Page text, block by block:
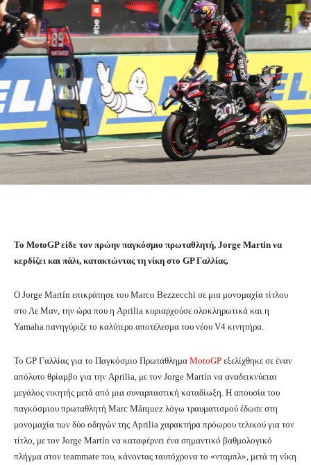
Το MotoGP είδε τον πρώην παγκόσμιο πρωταθλητή, Jorge Martin να
κερδίζει και πάλι, κατακτώντας τη νίκη στο GP Γαλλίας.
Ο Jorge Martín επικράτησε του Marco Bezzecchi σε μια μονομαχία τίτλου
στο Λε Μαν, την ώρα που η Aprilia κυριαρχούσε ολοκληρωτικά και η
Yamaha πανηγύριζε το καλύτερο αποτέλεσμα του νέου V4 κινητήρα.
Το GP Γαλλίας για το Παγκόσμιο Πρωτάθλημα MotoGP εξελίχθηκε σε έναν
απόλυτο θρίαμβο για την Aprilia, με τον Jorge Martín να αναδεικνύεται
μεγάλος νικητής μετά από μια συναρπαστική καταδίωξη. Η απουσία του
παγκόσμιου πρωταθλητή Marc Márquez λόγω τραυματισμού έδωσε στη
μονομαχία των δύο οδηγών της Aprilia χαρακτήρα πρόωρου τελικού για τον
τίτλο, με τον Jorge Martín να καταφέρνει ένα σημαντικό βαθμολογικό
πλήγμα στον teammate του, κάνοντας ταυτόχρονα το «νταμπλ», μετά τη νίκη